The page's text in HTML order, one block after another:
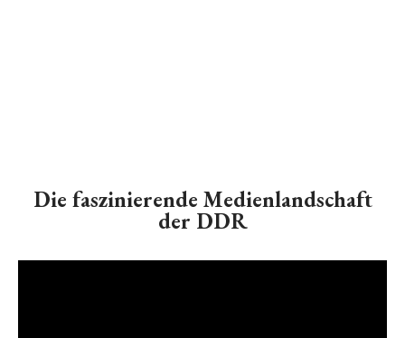
Die faszinierende Medienlandschaft
der DDR